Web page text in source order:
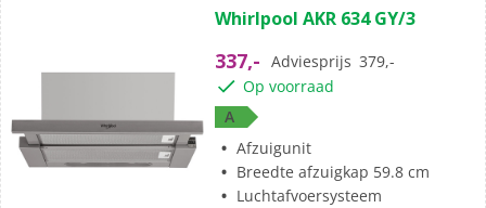
Whirlpool AKR 634 GY/3
337,- Adviesprijs 379,-
Op voorraad
A
Afzuigunit
Breedte afzuigkap 59.8 cm
Luchtafvoersysteem